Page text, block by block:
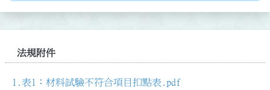
法規附件
表1：材料試驗不符合項目扣點表.pdf